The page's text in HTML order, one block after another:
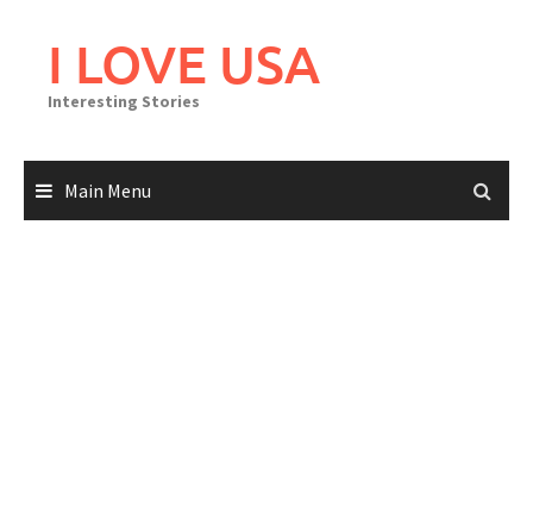
I LOVE USA
Interesting Stories
Main Menu